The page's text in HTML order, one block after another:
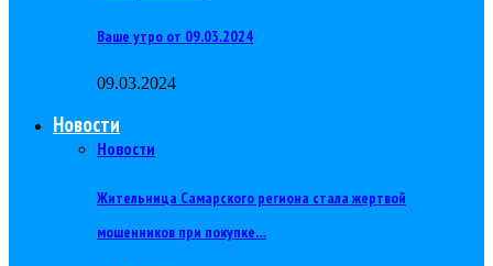
Ваше утро от 09.03.2024
09.03.2024
Новости
Новости
Жительница Самарского региона стала жертвой
мошенников при покупке…